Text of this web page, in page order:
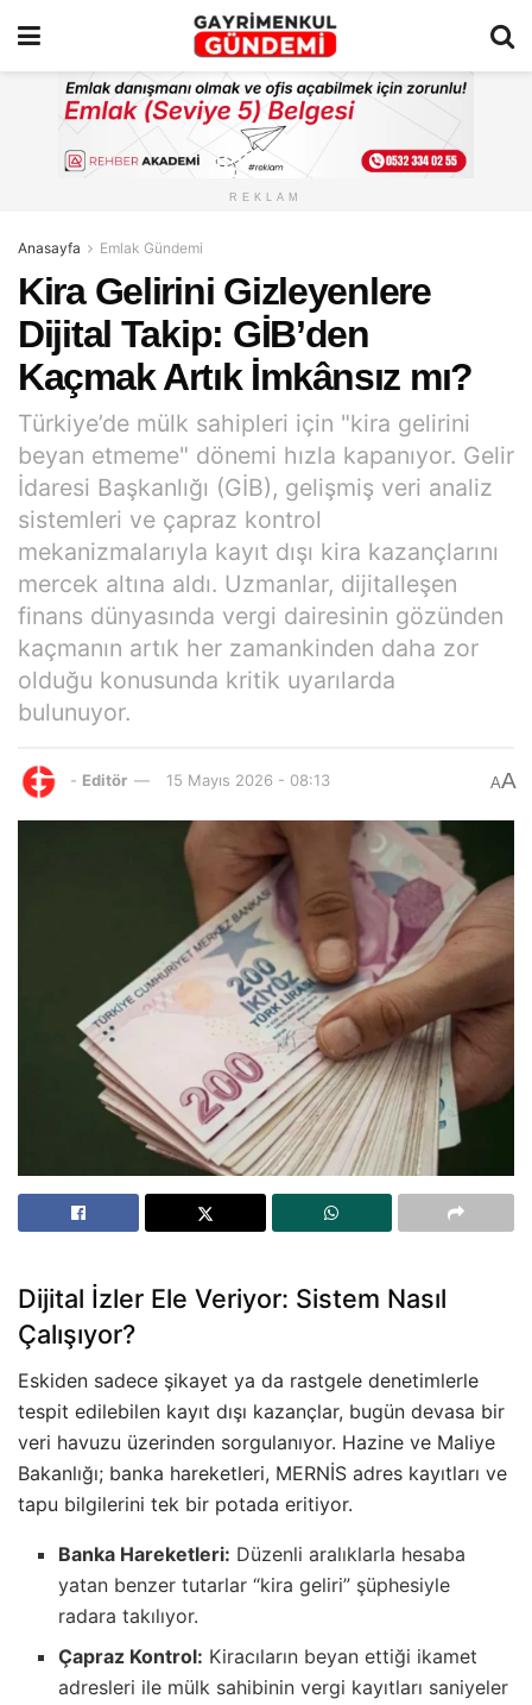
REKLAM
Anasayfa Emlak Gündemi
Kira Gelirini Gizleyenlere
Dijital Takip: GİB’den
Kaçmak Artık İmkânsız mı?
Türkiye’de mülk sahipleri için "kira gelirini
beyan etmeme" dönemi hızla kapanıyor. Gelir
İdaresi Başkanlığı (GİB), gelişmiş veri analiz
sistemleri ve çapraz kontrol
mekanizmalarıyla kayıt dışı kira kazançlarını
mercek altına aldı. Uzmanlar, dijitalleşen
finans dünyasında vergi dairesinin gözünden
kaçmanın artık her zamankinden daha zor
olduğu konusunda kritik uyarılarda
bulunuyor.
- Editör 15 Mayıs 2026 - 08:13 AA
Dijital İzler Ele Veriyor: Sistem Nasıl
Çalışıyor?
Eskiden sadece şikayet ya da rastgele denetimlerle
tespit edilebilen kayıt dışı kazançlar, bugün devasa bir
veri havuzu üzerinden sorgulanıyor. Hazine ve Maliye
Bakanlığı; banka hareketleri, MERNİS adres kayıtları ve
tapu bilgilerini tek bir potada eritiyor.
Banka Hareketleri: Düzenli aralıklarla hesaba
yatan benzer tutarlar “kira geliri” şüphesiyle
radara takılıyor.
Çapraz Kontrol: Kiracıların beyan ettiği ikamet
adresleri ile mülk sahibinin vergi kayıtları saniyeler